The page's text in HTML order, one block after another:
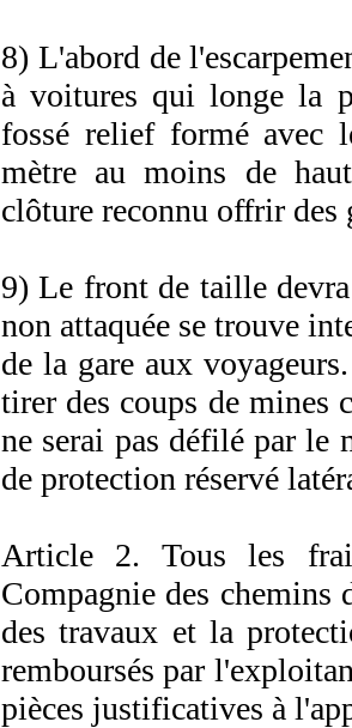
8) L'abord de
à voitures qui longe la
fossé relief formé avec
mètre au moins de
clôture reconnu offrir des
9) Le front de taille
non attaquée se trouve
de la gare aux
tirer des coups de mines
ne serai pas défilé par le
de protection réservé
Article 2. Tous les
Compagnie des chemins
des travaux et la
remboursés par
pièces justificatives à